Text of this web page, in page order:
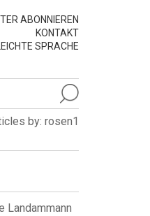
ABONNIEREN
KONTAKT
LEICHTE SPRACHE
by: rosen1
Landammann